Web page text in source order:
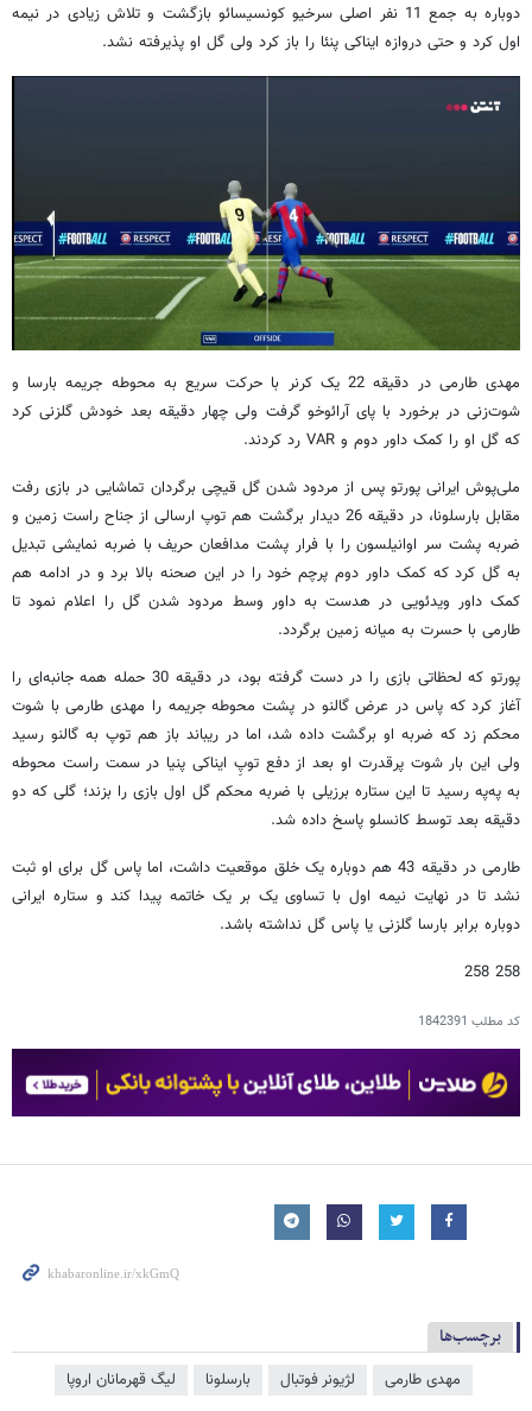
دوباره به جمع 11 نفر اصلی سرخیو کونسیسائو بازگشت و تلاش زیادی در نیمه
اول کرد و حتی دروازه ایناکی پنئا را باز کرد ولی گل او پذیرفته نشد.
مهدی طارمی در دقیقه 22 یک کرنر با حرکت سریع به محوطه جریمه بارسا و
شوت‌زنی در برخورد با پای آرائوخو گرفت ولی چهار دقیقه بعد خودش گلزنی کرد
که گل او را کمک داور دوم و VAR رد کردند.
ملی‌پوش ایرانی پورتو پس از مردود شدن گل قیچی برگردان تماشایی در بازی رفت
مقابل بارسلونا، در دقیقه 26 دیدار برگشت هم توپ ارسالی از جناح راست زمین و
ضربه پشت سر اوانیلسون را با فرار پشت مدافعان حریف با ضربه نمایشی تبدیل
به گل کرد که کمک داور دوم پرچم خود را در این صحنه بالا برد و در ادامه هم
کمک داور ویدئویی در هدست به داور وسط مردود شدن گل را اعلام نمود تا
طارمی با حسرت به میانه زمین برگردد.
پورتو که لحظاتی بازی را در دست گرفته بود، در دقیقه 30 حمله همه جانبه‌ای را
آغاز کرد که پاس در عرض گالنو در پشت محوطه جریمه را مهدی طارمی با شوت
محکم زد که ضربه او برگشت داده شد، اما در ریباند باز هم توپ به گالنو رسید
ولی این بار شوت پرقدرت او بعد از دفع توپِ ایناکی پنیا در سمت راست محوطه
به په‌په رسید تا این ستاره برزیلی با ضربه محکم گل اول بازی را بزند؛ گلی که دو
دقیقه بعد توسط کانسلو پاسخ داده شد.
طارمی در دقیقه 43 هم دوباره یک خلق موقعیت داشت، اما پاس گل برای او ثبت
نشد تا در نهایت نیمه اول با تساوی یک بر یک خاتمه پیدا کند و ستاره ایرانی
دوباره برابر بارسا گلزنی یا پاس گل نداشته باشد.
258 258
کد مطلب 1842391
برچسب‌ها
مهدی طارمی لژیونر فوتبال بارسلونا لیگ قهرمانان اروپا